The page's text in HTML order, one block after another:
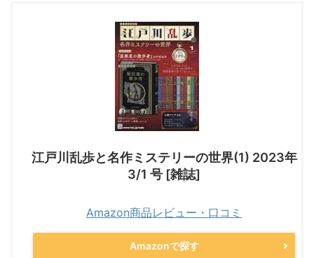
江戸川乱歩と名作ミステリーの世界(1) 2023年
3/1 号 [雑誌]
Amazon商品レビュー・口コミ
Amazonで探す